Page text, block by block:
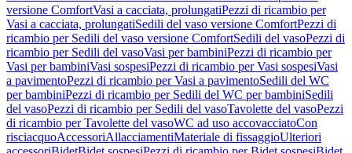
versione ComfortVasi a cacciata, prolungatiPezzi di ricambio per
Vasi a cacciata, prolungatiSedili del vaso versione ComfortPezzi di
ricambio per Sedili del vaso versione ComfortSedili del vasoPezzi di
ricambio per Sedili del vasoVasi per bambiniPezzi di ricambio per
Vasi per bambiniVasi sospesiPezzi di ricambio per Vasi sospesiVasi
a pavimentoPezzi di ricambio per Vasi a pavimentoSedili del WC
per bambiniPezzi di ricambio per Sedili del WC per bambiniSedili
del vasoPezzi di ricambio per Sedili del vasoTavolette del vasoPezzi
di ricambio per Tavolette del vasoWC ad uso accovacciatoCon
risciacquoAccessoriAllacciamentiMateriale di fissaggioUlteriori